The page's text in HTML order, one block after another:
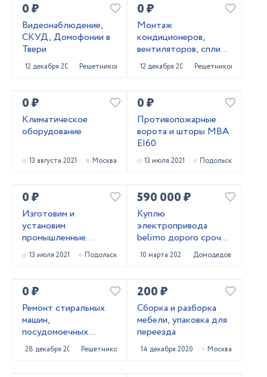
0 ₽
Видеонаблюдение,
СКУД, Домофонии в
Твери
12 декабря 2021 Решетниково
0 ₽
Монтаж
кондиционеров,
вентиляторов, сплит-
систем
12 декабря 2021 Решетниково
0 ₽
Климатическое
оборудование
13 августа 2021 Москва
0 ₽
Противопожарные
ворота и шторы МВА
EI60
13 июля 2021 Подольск
0 ₽
Изготовим и
установим
промышленные
рулонные ворота
МВА из профиля AL-
13 июля 2021 Подольск
590 000 ₽
Куплю
электропривода
belimo дорого срочно
тел 89611447885
10 марта 2021 Домодедово
0 ₽
Ремонт стиральных
машин,
посудомоечных
машин,
холодильников в
28 декабря 2020 Решетниково
200 ₽
Сборка и разборка
мебели, упаковка для
переезда
14 декабря 2020 Москва